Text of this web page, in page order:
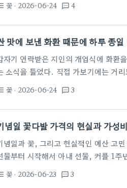
니다. 특히 창가 자리와 안쪽 자리에 따
는다면 잎이 두껍고 어두운 환경에서
무는 잎의 무늬가 화사해 카페 인테리
꽃 · 2026-06-24 textsms 4
맛에 보낸 화환 때문에 하루 종
자기 연락받은 지인의 개업식에 화환
소식을 들었다. 직접 가보기에는 거
는지 감이 전혀 없었다. 그냥 예전에 대
제천명동화원 같은 동네 꽃집 유리
던 기억으로는 꽤 비쌌던 것 같아서,
꽃 · 2026-06-24 textsms 3
념일 꽃다발 가격의 현실과 가성
념일과 꽃, 그리고 현실적인 예산 고
물부터 시작해서 아내 선물, 커플 1주
라곤 합니다. 실제로 이 과정을 겪어보
꽃 · 2026-06-23 textsms 3